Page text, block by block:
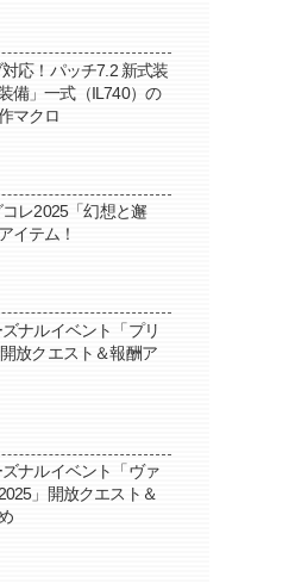
対応！パッチ7.2 新式装
備」一式（IL740）の
マクロ
コレ2025「幻想と邂
イテム！
ズナルイベント「プリ
放クエスト＆報酬ア
ズナルイベント「ヴァ
」開放クエスト＆